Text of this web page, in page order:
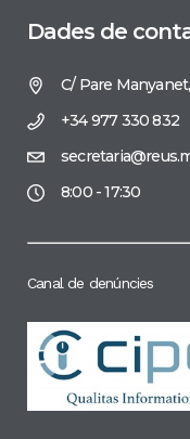
Dades de
C/ Pare
+34 977 330 832
8:00 - 17:30
Canal de denúncies